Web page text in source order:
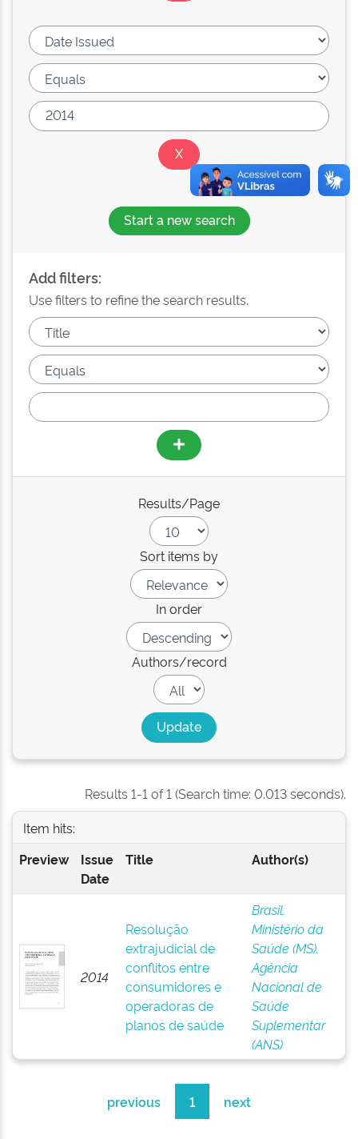
Start a new search
Add filters:
Use filters to refine the search results.
Results/Page
Sort items by
In order
Authors/record
Results 1-1 of 1 (Search time: 0.013 seconds).
Item hits:
Preview
Issue
Date
Title Author(s)
2014
Resolução
extrajudicial de
conflitos entre
consumidores e
operadoras de
planos de saúde
Brasil.
Ministério da
Saúde (MS).
Agência
Nacional de
Saúde
Suplementar
(ANS)
previous 1 next